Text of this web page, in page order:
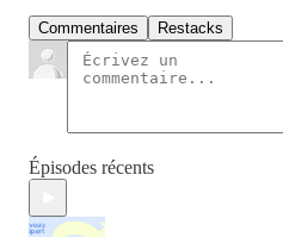
Commentaires Restacks
Épisodes récents